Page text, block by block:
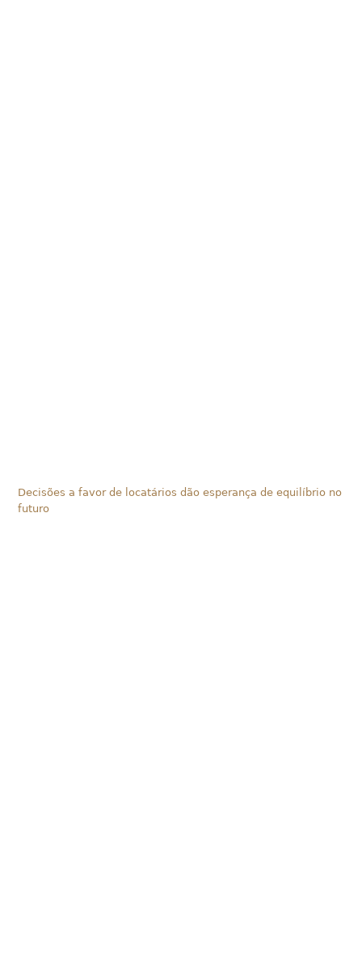
Decisões a favor de locatários dão esperança de equilíbrio no
futuro